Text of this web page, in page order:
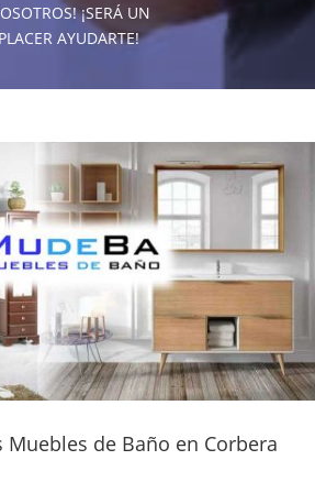
¡SERÁ UN
PLACER AYUDARTE!
Muebles de Baño en Corbera